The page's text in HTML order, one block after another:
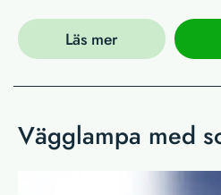
Läs mer
Vägglampa med